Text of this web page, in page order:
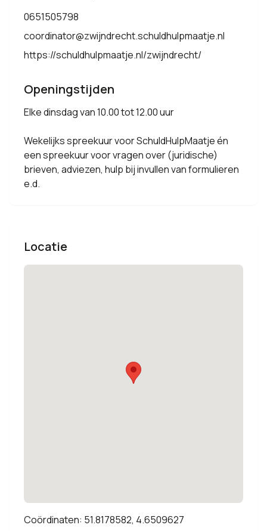
0651505798
coordinator@zwijndrecht.schuldhulpmaatje.nl
https://schuldhulpmaatje.nl/zwijndrecht/
Openingstijden
Elke dinsdag van 10.00 tot 12.00 uur
Wekelijks spreekuur voor SchuldHulpMaatje én
een spreekuur voor vragen over (juridische)
brieven, adviezen, hulp bij invullen van formulieren
e.d.
Locatie
Coördinaten: 51.8178582, 4.6509627